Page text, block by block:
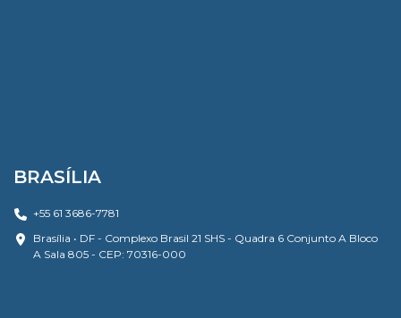
BRASÍLIA
+55 61 3686-7781
Brasília • DF - Complexo Brasil 21 SHS - Quadra 6 Conjunto A Bloco
A Sala 805 - CEP: 70316-000